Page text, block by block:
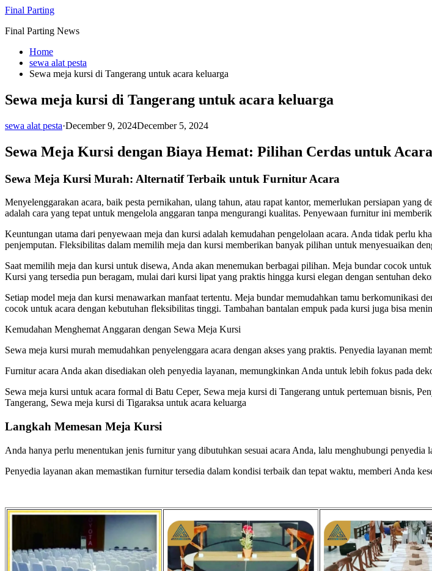
Skip
content
Final Parting
Final Parting News
Home
sewa alat pesta
Sewa meja kursi di Tangerang untuk acara keluarga
Sewa meja kursi di Tangerang untuk acara keluarga
sewa alat pesta·December 9, 2024December 5, 2024
Sewa Meja Kursi dengan Biaya Hemat: Pilihan Cerdas untuk Acara
Sewa Meja Kursi Murah: Alternatif Terbaik untuk Furnitur Acara
Menyelenggarakan acara, baik pesta pernikahan, ulang tahun, atau rapat kantor, memerlukan persiapan
adalah cara yang tepat untuk mengelola anggaran tanpa mengurangi kualitas. Penyewaan furnitur ini
Keuntungan utama dari penyewaan meja dan kursi adalah kemudahan pengelolaan acara. Anda tidak perlu
penjemputan. Fleksibilitas dalam memilih meja dan kursi memberikan banyak pilihan untuk menyesuaikan
Saat memilih meja dan kursi untuk disewa, Anda akan menemukan berbagai pilihan. Meja bundar cocok
Kursi yang tersedia pun beragam, mulai dari kursi lipat yang praktis hingga kursi elegan dengan sentuhan
Setiap model meja dan kursi menawarkan manfaat tertentu. Meja bundar memudahkan tamu berkomunikasi
cocok untuk acara dengan kebutuhan fleksibilitas tinggi. Tambahan bantalan empuk pada kursi juga bisa
Kemudahan Menghemat Anggaran dengan Sewa Meja Kursi
Sewa meja kursi murah memudahkan penyelenggara acara dengan akses yang praktis. Penyedia layanan
Furnitur acara Anda akan disediakan oleh penyedia layanan, memungkinkan Anda untuk lebih fokus pada
Sewa meja kursi untuk acara formal di Batu Ceper, Sewa meja kursi di Tangerang untuk pertemuan bisnis,
Tangerang, Sewa meja kursi di Tigaraksa untuk acara keluarga
Langkah Memesan Meja Kursi
Anda hanya perlu menentukan jenis furnitur yang dibutuhkan sesuai acara Anda, lalu menghubungi
Penyedia layanan akan memastikan furnitur tersedia dalam kondisi terbaik dan tepat waktu, memberi Anda